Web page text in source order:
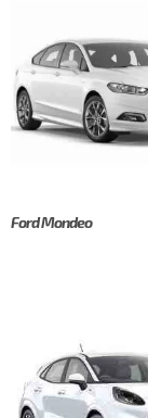
Ford Mondeo